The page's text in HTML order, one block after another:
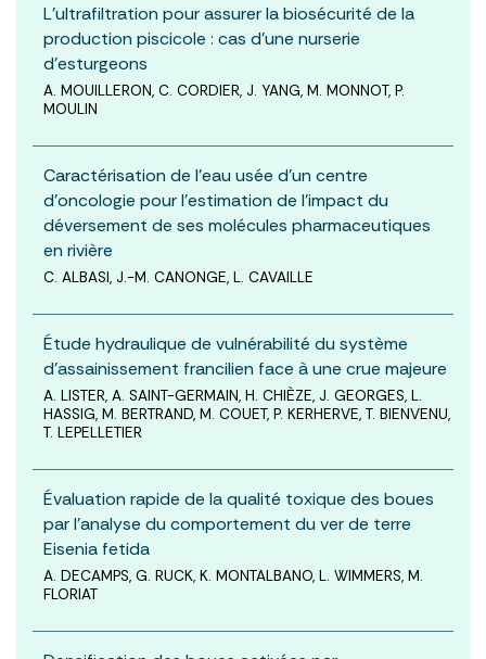
L’ultrafiltration pour assurer la biosécurité de la
production piscicole : cas d’une nurserie
d’esturgeons
A. MOUILLERON, C. CORDIER, J. YANG, M. MONNOT, P.
MOULIN
Caractérisation de l’eau usée d’un centre
d’oncologie pour l’estimation de l’impact du
déversement de ses molécules pharmaceutiques
en rivière
C. ALBASI, J.-M. CANONGE, L. CAVAILLE
Étude hydraulique de vulnérabilité du système
d’assainissement francilien face à une crue majeure
A. LISTER, A. SAINT-GERMAIN, H. CHIÈZE, J. GEORGES, L.
HASSIG, M. BERTRAND, M. COUET, P. KERHERVE, T. BIENVENU,
T. LEPELLETIER
Évaluation rapide de la qualité toxique des boues
par l’analyse du comportement du ver de terre
Eisenia fetida
A. DECAMPS, G. RUCK, K. MONTALBANO, L. WIMMERS, M.
FLORIAT